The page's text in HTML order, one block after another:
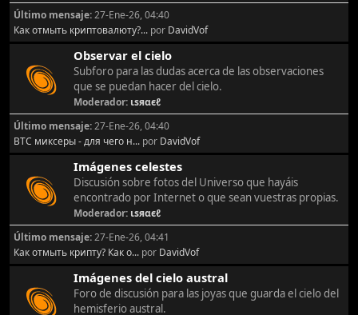
Último mensaje:27-Ene-26, 04:40
Как отмыть криптовалюту?... por DavidVof
Observar el cielo
Subforo para las dudas acerca de las observaciones
que se puedan hacer del cielo.
Moderador: ιѕяαєℓ
Último mensaje:27-Ene-26, 04:40
BTC миксеры - для чего н... por DavidVof
Imágenes celestes
Discusión sobre fotos del Universo que hayáis
encontrado por Internet o que sean vuestras propias.
Moderador: ιѕяαєℓ
Último mensaje:27-Ene-26, 04:41
Как отмыть крипту? Как о... por DavidVof
Imágenes del cielo austral
Foro de discusión para las joyas que guarda el cielo del
hemisferio austral.